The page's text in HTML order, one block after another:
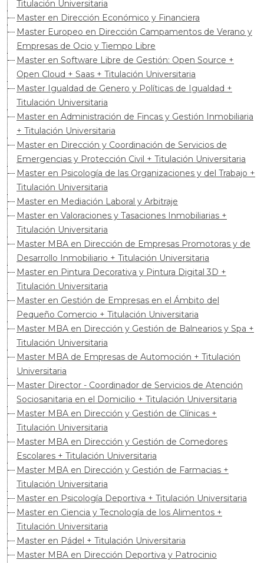
Titulación Universitaria
Master en Dirección Económico y Financiera
Master Europeo en Dirección Campamentos de Verano y
Empresas de Ocio y Tiempo Libre
Master en Software Libre de Gestión: Open Source +
Open Cloud + Saas + Titulación Universitaria
Master Igualdad de Genero y Políticas de Igualdad +
Titulación Universitaria
Master en Administración de Fincas y Gestión Inmobiliaria
+ Titulación Universitaria
Master en Dirección y Coordinación de Servicios de
Emergencias y Protección Civil + Titulación Universitaria
Master en Psicología de las Organizaciones y del Trabajo +
Titulación Universitaria
Master en Mediación Laboral y Arbitraje
Master en Valoraciones y Tasaciones Inmobiliarias +
Titulación Universitaria
Master MBA en Dirección de Empresas Promotoras y de
Desarrollo Inmobiliario + Titulación Universitaria
Master en Pintura Decorativa y Pintura Digital 3D +
Titulación Universitaria
Master en Gestión de Empresas en el Ámbito del
Pequeño Comercio + Titulación Universitaria
Master MBA en Dirección y Gestión de Balnearios y Spa +
Titulación Universitaria
Master MBA de Empresas de Automoción + Titulación
Universitaria
Master Director - Coordinador de Servicios de Atención
Sociosanitaria en el Domicilio + Titulación Universitaria
Master MBA en Dirección y Gestión de Clínicas +
Titulación Universitaria
Master MBA en Dirección y Gestión de Comedores
Escolares + Titulación Universitaria
Master MBA en Dirección y Gestión de Farmacias +
Titulación Universitaria
Master en Psicología Deportiva + Titulación Universitaria
Master en Ciencia y Tecnología de los Alimentos +
Titulación Universitaria
Master en Pádel + Titulación Universitaria
Master MBA en Dirección Deportiva y Patrocinio